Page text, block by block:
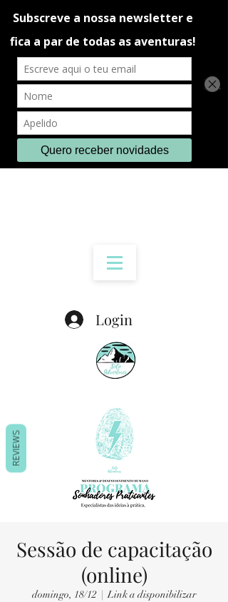
Login
Sessão de capacitação
(online)
domingo, 18/12
  |
Link a disponibilizar
REVIEWS